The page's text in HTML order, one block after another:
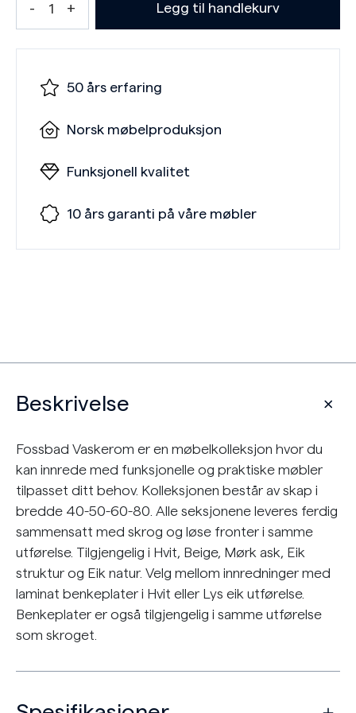
Legg til handlekurv
50 års erfaring
Norsk møbelproduksjon
Funksjonell kvalitet
10 års garanti på våre møbler
Beskrivelse
Fossbad Vaskerom er en møbelkolleksjon hvor du
kan innrede med funksjonelle og praktiske møbler
tilpasset ditt behov. Kolleksjonen består av skap i
bredde 40-50-60-80. Alle seksjonene leveres ferdig
sammensatt med skrog og løse fronter i samme
utførelse. Tilgjengelig i Hvit, Beige, Mørk ask, Eik
struktur og Eik natur. Velg mellom innredninger med
laminat benkeplater i Hvit eller Lys eik utførelse.
Benkeplater er også tilgjengelig i samme utførelse
som skroget.